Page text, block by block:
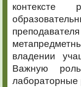
контексте
владении
Важную
лабораторные